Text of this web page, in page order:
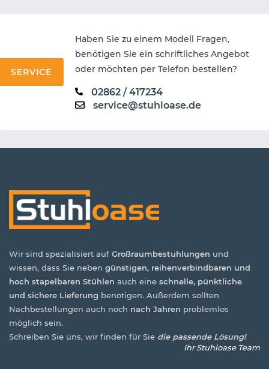
Haben Sie zu einem Modell Fragen,
benötigen Sie ein schriftliches Angebot
oder möchten per Telefon bestellen?
02862 / 417234
service@stuhloase.de
SERVICE
Wir sind spezialisiert auf Großraumbestuhlungen und
wissen, dass Sie neben günstigen, reihenverbindbaren und
hoch stapelbaren Stühlen auch eine schnelle, pünktliche
und sichere Lieferung benötigen. Außerdem sollten
Nachbestellungen auch noch nach Jahren problemlos
möglich sein.
Schreiben Sie uns, wir finden für Sie die passende Lösung!
Ihr Stuhloase Team